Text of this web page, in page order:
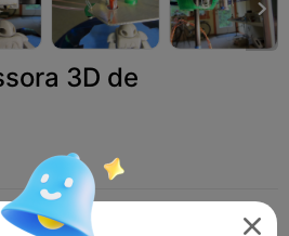

3D de
Impressoras 3D Outro 
